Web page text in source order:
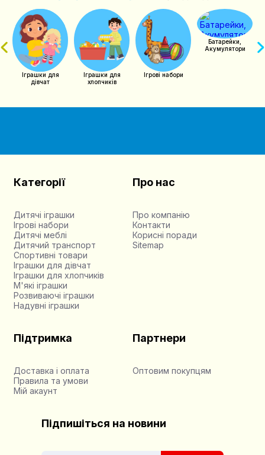
Іграшки для
дівчат
Іграшки для
хлопчиків
Ігрові набори
Батарейки,
Акумулятори
Категорії
Дитячі іграшки
Ігрові набори
Дитячі меблі
Дитячий транспорт
Спортивні товари
Іграшки для дівчат
Іграшки для хлопчиків
М'які іграшки
Розвиваючі іграшки
Надувні іграшки
Про нас
Про компанію
Контакти
Корисні поради
Sitemap
Підтримка
Доставка і оплата
Правила та умови
Мій акаунт
Партнери
Оптовим покупцям
Підпишіться на новини